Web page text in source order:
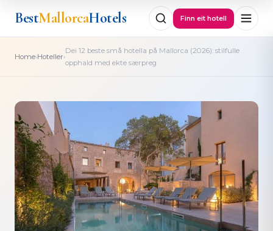
BestMallorcaHotels Finn eit hotell
Home›Hoteller›
Dei 12 beste små hotella på Mallorca (2026): stilfulle
opphald med ekte særpreg